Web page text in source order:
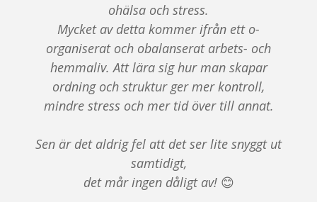
ohälsa och stress.
Mycket av detta kommer ifrån ett o-
organiserat och obalanserat arbets- och
hemmaliv. Att lära sig hur man skapar
ordning och struktur ger mer kontroll,
mindre stress och mer tid över till annat.
Sen är det aldrig fel att det ser lite snyggt ut
samtidigt,
det mår ingen dåligt av! 😊